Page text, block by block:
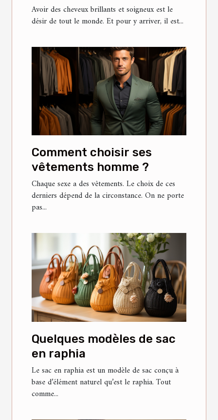
Avoir des cheveux brillants et soigneux est le
désir de tout le monde. Et pour y arriver, il est...
Comment choisir ses
vêtements homme ?
Chaque sexe a des vêtements. Le choix de ces
derniers dépend de la circonstance. On ne porte
pas...
Quelques modèles de sac
en raphia
Le sac en raphia est un modèle de sac conçu à
base d’élément naturel qu’est le raphia. Tout
comme...